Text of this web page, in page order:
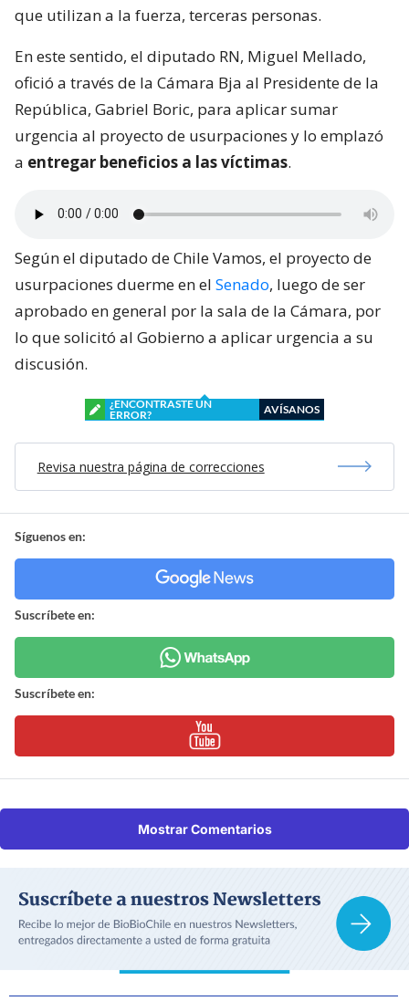
que utilizan a la fuerza, terceras personas.
En este sentido, el diputado RN, Miguel Mellado,
ofició a través de la Cámara Bja al Presidente de la
República, Gabriel Boric, para aplicar sumar
urgencia al proyecto de usurpaciones y lo emplazó
a entregar beneficios a las víctimas.
Según el diputado de Chile Vamos, el proyecto de
usurpaciones duerme en el Senado, luego de ser
aprobado en general por la sala de la Cámara, por
lo que solicitó al Gobierno a aplicar urgencia a su
discusión.
¿ENCONTRASTE UN
ERROR?
AVÍSANOS
Revisa nuestra página de correcciones
Síguenos en:
Suscríbete en:
Suscríbete en:
Mostrar Comentarios